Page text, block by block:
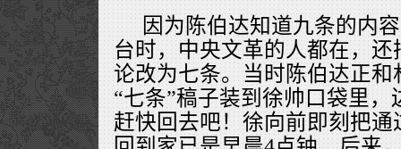
因为陈伯达知道九条的内
台时，中央文革的人都在，
论改为七条。当时陈伯达正
“七条”稿子装到徐帅口袋里
赶快回去吧！徐向前即刻把通